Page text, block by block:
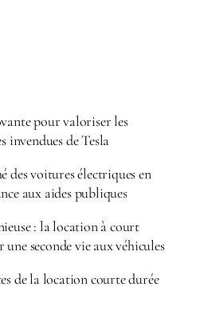
pour valoriser les
invendues de Tesla
des voitures électriques en
aux aides publiques
: la location à court
seconde vie aux véhicules
de la location courte durée